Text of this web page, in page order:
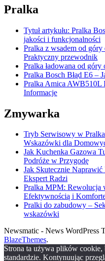
Pralka
Tytuł artykułu: Pralka
jakości i funkcjonalności
Pralka z wsadem od
Praktyczny przewodnik
Pralka ładowana od
Pralka Bosch Błąd E6 –
Pralka Amica AWB510L
Informacje
Zmywarka
Tryb Serwisowy w
Wskazówki dla
Jak Kuchenka Gazowa
Podróże w Przygodę
Jak Skutecznie
Ekspert Radzi
Pralka MPM: Rewolucja
Efektywnością i
Pralki do zabudowy –
wskazówki
Newsmatic - News WordPress
BlazeThemes.
Strona ta używa plików cookie,
standardzie. Kontynuując